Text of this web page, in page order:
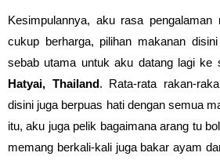
Kesimpulannya, aku rasa
cukup berharga, pilihan makanan
sebab utama untuk aku datang lagi ke
Hatyai, Thailand. Rata-rata rakan-
disini juga berpuas hati dengan semua
itu, aku juga pelik bagaimana arang tu
memang berkali-kali juga bakar ayam